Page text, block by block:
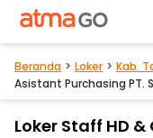
Beranda Loker Kab.
Asistant Purchasing PT.
Loker Staff HD